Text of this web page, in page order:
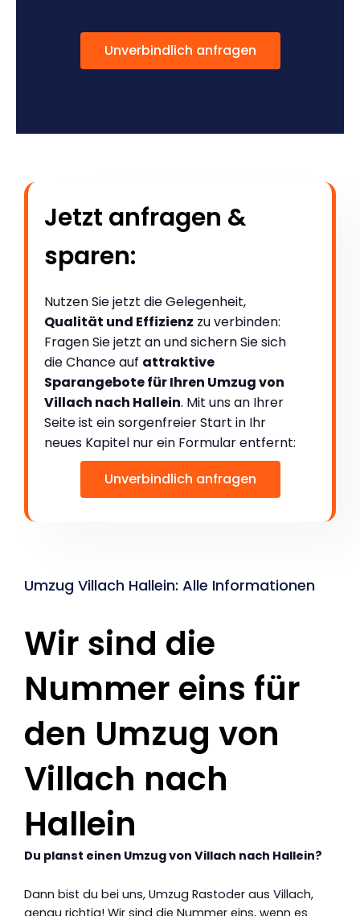
Unverbindlich anfragen
Jetzt anfragen &
sparen:
Nutzen Sie jetzt die Gelegenheit,
Qualität und Effizienz zu verbinden:
Fragen Sie jetzt an und sichern Sie sich
die Chance auf attraktive
Sparangebote für Ihren Umzug von
Villach nach Hallein. Mit uns an Ihrer
Seite ist ein sorgenfreier Start in Ihr
neues Kapitel nur ein Formular entfernt:
Unverbindlich anfragen
Umzug Villach Hallein: Alle Informationen
Wir sind die
Nummer eins für
den Umzug von
Villach nach
Hallein
Du planst einen Umzug von Villach nach Hallein?
Dann bist du bei uns, Umzug Rastoder aus Villach,